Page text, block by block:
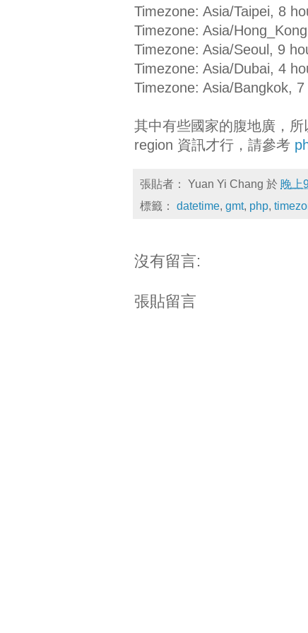
Timezone: Asia/Taipei, 8
Timezone: Asia/
Timezone: Asia/Seoul, 9
Timezone: Asia/Dubai, 4
Timezone: Asia/Bangkok,
其中有些國家的腹地廣，
region 資訊才行，請參考
張貼者： Yuan Yi Chang 於 晚上
標籤： datetime, gmt, php,
沒有留言:
張貼留言